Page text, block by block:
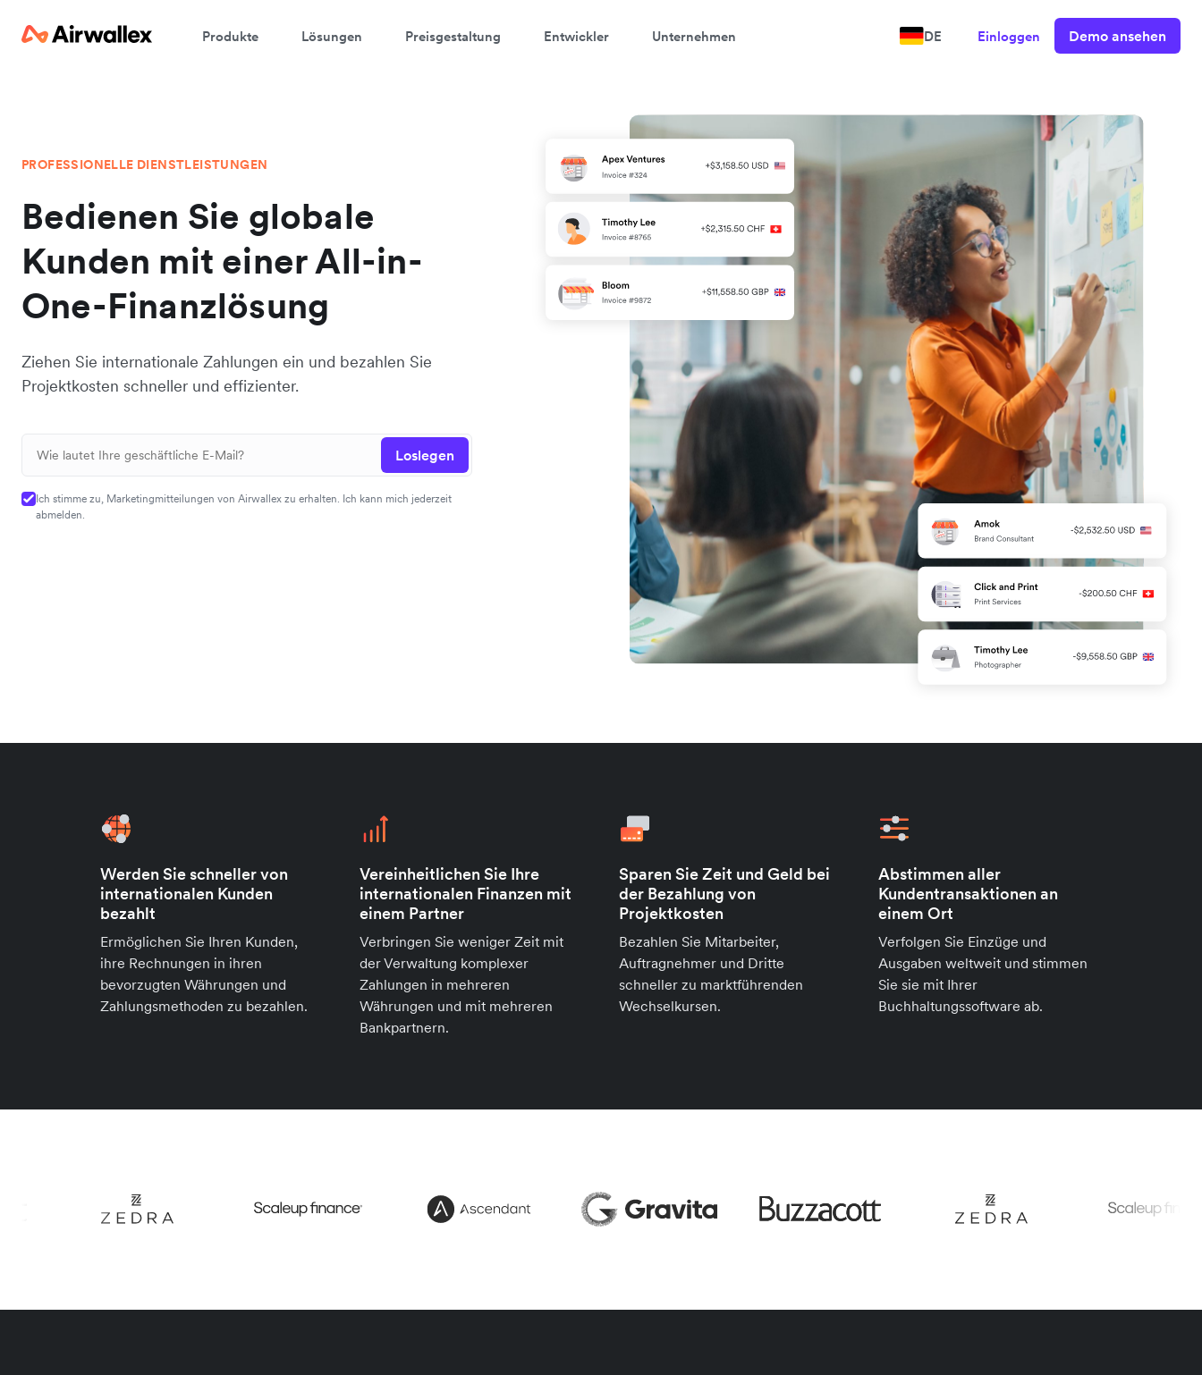
Produkte Lösungen Preisgestaltung Entwickler Unternehmen DE Einloggen Demo ansehen
PROFESSIONELLE DIENSTLEISTUNGEN
Bedienen Sie globale
Kunden mit einer All-in-
One-Finanzlösung
Ziehen Sie internationale Zahlungen ein und bezahlen Sie
Projektkosten schneller und effizienter.
Loslegen
Ich stimme zu, Marketingmitteilungen von Airwallex zu erhalten. Ich kann mich jederzeit
abmelden.
Werden Sie schneller von
internationalen Kunden
bezahlt
Ermöglichen Sie Ihren Kunden,
ihre Rechnungen in ihren
bevorzugten Währungen und
Zahlungsmethoden zu bezahlen.
Vereinheitlichen Sie Ihre
internationalen Finanzen mit
einem Partner
Verbringen Sie weniger Zeit mit
der Verwaltung komplexer
Zahlungen in mehreren
Währungen und mit mehreren
Bankpartnern.
Sparen Sie Zeit und Geld bei
der Bezahlung von
Projektkosten
Bezahlen Sie Mitarbeiter,
Auftragnehmer und Dritte
schneller zu marktführenden
Wechselkursen.
Abstimmen aller
Kundentransaktionen an
einem Ort
Verfolgen Sie Einzüge und
Ausgaben weltweit und stimmen
Sie sie mit Ihrer
Buchhaltungssoftware ab.